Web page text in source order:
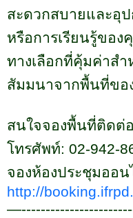
สะดวกสบายและอุ
หรือการเรียนรู้ของ
ทางเลือกที่คุ้มค่าส
สัมมนาจากพื้นที่ขอ
สนใจจองพื้นที่ติดต่
โทรศัพท์: 02-942-
จองห้องประชุมออ
http://